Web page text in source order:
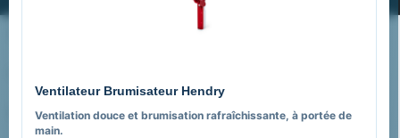
Ventilateur Brumisateur Hendry
Ventilation douce et brumisation rafraîchissante, à portée de
main.
Nos expertises & accompagnement global
FAQ sur Promenoch Goodies Pub France